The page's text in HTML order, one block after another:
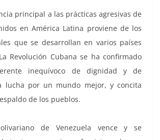
principal a las prácticas agresivas de
en América Latina proviene de los
que se desarrollan en varios países
Revolución Cubana se ha confirmado
inequívoco de dignidad y de
lucha por un mundo mejor, y concita
de los pueblos.
de Venezuela vence y se